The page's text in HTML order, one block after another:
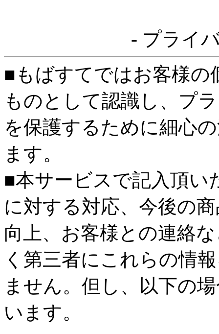
- プライ
■もばすてではお客様の
ものとして認識し、プ
を保護するために細心
ます。
■本サービスで記入頂い
に対する対応、今後の
向上、お客様との連絡
く第三者にこれらの情
ません。但し、以下の
います。